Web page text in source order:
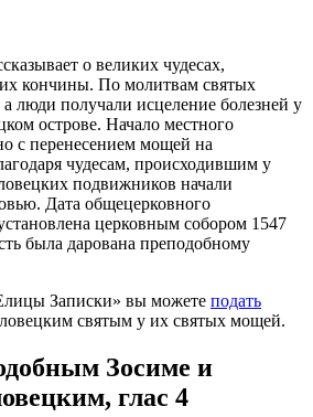
о великих чудесах,
кончины. По молитвам святых
а люди получали исцеление болезней у
острове. Начало местного
с перенесением мощей на
чудесам, происходившим у
подвижников начали
Дата общецерковного
церковным собором 1547
была дарована преподобному
Записки» вы можете подать
святым у их святых мощей.
Зосиме и
глас 4